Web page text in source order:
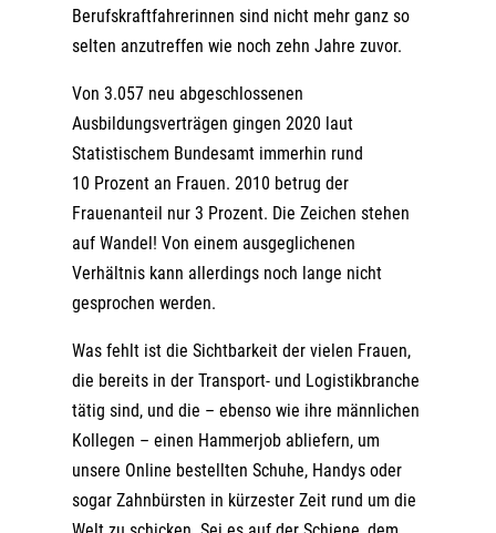
Berufskraftfahrerinnen sind nicht mehr ganz so
selten anzutreffen wie noch zehn Jahre zuvor.
Von 3.057 neu abgeschlossenen
Ausbildungsverträgen gingen 2020 laut
Statistischem Bundesamt immerhin rund
10 Prozent an Frauen. 2010 betrug der
Frauenanteil nur 3 Prozent. Die Zeichen stehen
auf Wandel! Von einem ausgeglichenen
Verhältnis kann allerdings noch lange nicht
gesprochen werden.
Was fehlt ist die Sichtbarkeit der vielen Frauen,
die bereits in der Transport- und Logistikbranche
tätig sind, und die – ebenso wie ihre männlichen
Kollegen – einen Hammerjob abliefern, um
unsere Online bestellten Schuhe, Handys oder
sogar Zahnbürsten in kürzester Zeit rund um die